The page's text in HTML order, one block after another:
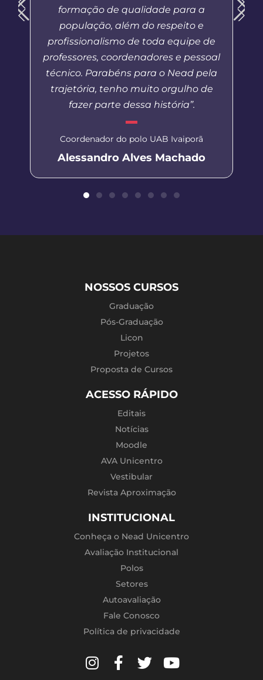
formação de qualidade para a
população, além do respeito e
profissionalismo de toda equipe de
professores, coordenadores e pessoal
técnico. Parabéns para o Nead pela
trajetória, tenho muito orgulho de
fazer parte dessa história”.
Coordenador do polo UAB Ivaiporã
Alessandro Alves Machado
NOSSOS CURSOS
Graduação
Pós-Graduação
Licon
Projetos
Proposta de Cursos
ACESSO RÁPIDO
Editais
Notícias
Moodle
AVA Unicentro
Vestibular
Revista Aproximação
INSTITUCIONAL
Conheça o Nead Unicentro
Avaliação Institucional
Polos
Setores
Autoavaliação
Fale Conosco
Política de privacidade